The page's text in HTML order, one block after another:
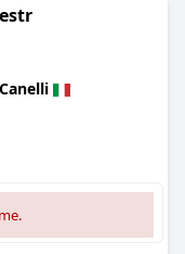
Canelli